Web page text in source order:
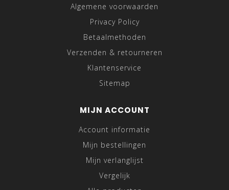
Algemene voorwaarden
Privacy Policy
Betaalmethoden
Verzenden & retourneren
Klantenservice
Sitemap
MIJN ACCOUNT
Account informatie
Mijn bestellingen
Mijn verlanglijst
Vergelijk